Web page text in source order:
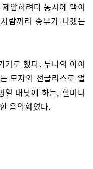
압하려다 동시에 맥이
람끼리 승부가 나겠는
기로 했다. 두나의 아이
모자와 선글라스로 얼
일 대낮에 하는, 할머니
음악회였다.